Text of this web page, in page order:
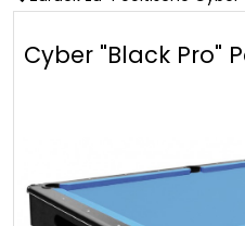
Cyber "Black Pro"